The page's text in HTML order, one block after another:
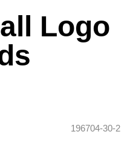
Logo
196704-30-2